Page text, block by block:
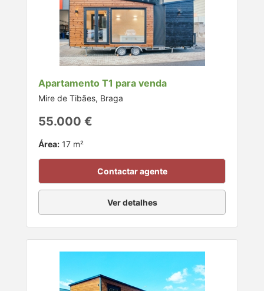
Apartamento T1 para venda
Mire de Tibães, Braga
55.000 €
Área: 17 m²
Contactar agente
Ver detalhes